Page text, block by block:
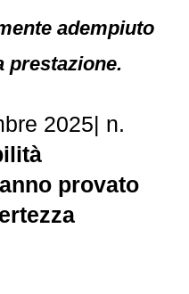
adempiuto
prestazione.
2025| n.
provato